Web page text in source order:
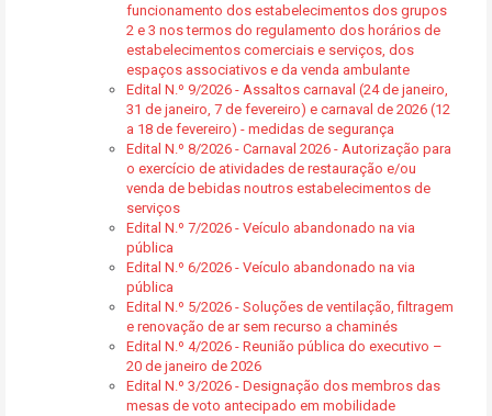
funcionamento dos estabelecimentos dos grupos
2 e 3 nos termos do regulamento dos horários de
estabelecimentos comerciais e serviços, dos
espaços associativos e da venda ambulante
Edital N.º 9/2026 - Assaltos carnaval (24 de janeiro,
31 de janeiro, 7 de fevereiro) e carnaval de 2026 (12
a 18 de fevereiro) - medidas de segurança
Edital N.º 8/2026 - Carnaval 2026 - Autorização para
o exercício de atividades de restauração e/ou
venda de bebidas noutros estabelecimentos de
serviços
Edital N.º 7/2026 - Veículo abandonado na via
pública
Edital N.º 6/2026 - Veículo abandonado na via
pública
Edital N.º 5/2026 - Soluções de ventilação, filtragem
e renovação de ar sem recurso a chaminés
Edital N.º 4/2026 - Reunião pública do executivo –
20 de janeiro de 2026
Edital N.º 3/2026 - Designação dos membros das
mesas de voto antecipado em mobilidade